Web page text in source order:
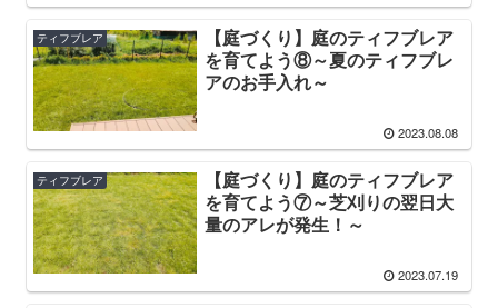
ティフブレア
【庭づくり】庭のティフブレア
を育てよう⑧～夏のティフブレ
アのお手入れ～
2023.08.08
ティフブレア
【庭づくり】庭のティフブレア
を育てよう⑦～芝刈りの翌日大
量のアレが発生！～
2023.07.19